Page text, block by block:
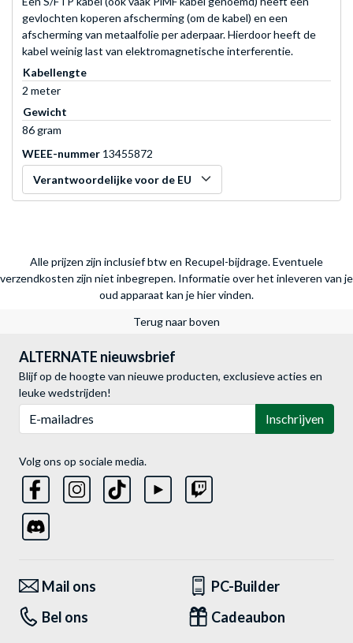
gevlochten koperen afscherming (om de kabel) en een
afscherming van metaalfolie per aderpaar. Hierdoor heeft de
kabel weinig last van elektromagnetische interferentie.
Kabellengte
2 meter
Gewicht
86 gram
WEEE-nummer 13455872
Verantwoordelijke voor de EU
Alle prijzen zijn inclusief btw en Recupel-bijdrage. Eventuele
verzendkosten zijn niet inbegrepen. Informatie over het inleveren van je
oud apparaat kan je hier vinden.
Terug naar boven
ALTERNATE nieuwsbrief
Blijf op de hoogte van nieuwe producten, exclusieve acties en
leuke wedstrijden!
Inschrijven
Volg ons op sociale media.
Mail ons
PC-Builder
Bel ons
Cadeaubon